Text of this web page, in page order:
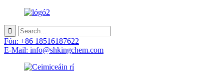
Fón: +86 18516187622
E-Mail: info@shkingchem.com